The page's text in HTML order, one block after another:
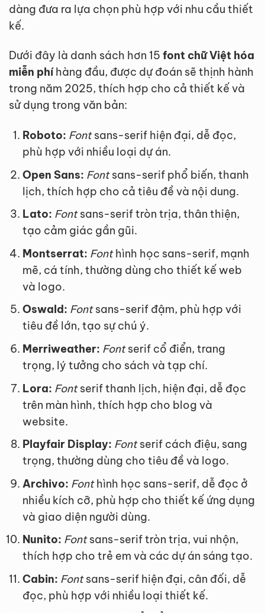
dàng đưa ra lựa chọn phù hợp với nhu cầu thiết
kế.
Dưới đây là danh sách hơn 15 font chữ Việt hóa
miễn phíhàng đầu, được dự đoán sẽ thịnh hành
trong năm 2025, thích hợp cho cả thiết kế và
sử dụng trong văn bản:
Roboto: Fontsans-serif hiện đại, dễ đọc,
phù hợp với nhiều loại dự án.
Open Sans: Fontsans-serif phổ biến, thanh
lịch, thích hợp cho cả tiêu đề và nội dung.
Lato: Fontsans-serif tròn trịa, thân thiện,
tạo cảm giác gần gũi.
Montserrat: Fonthình học sans-serif, mạnh
mẽ, cá tính, thường dùng cho thiết kế web
và logo.
Oswald: Fontsans-serif đậm, phù hợp với
tiêu đề lớn, tạo sự chú ý.
Merriweather: Fontserif cổ điển, trang
trọng, lý tưởng cho sách và tạp chí.
Lora: Fontserif thanh lịch, hiện đại, dễ đọc
trên màn hình, thích hợp cho blog và
website.
Playfair Display: Fontserif cách điệu, sang
trọng, thường dùng cho tiêu đề và logo.
Archivo: Fonthình học sans-serif, dễ đọc ở
nhiều kích cỡ, phù hợp cho thiết kế ứng dụng
và giao diện người dùng.
Nunito: Fontsans-serif tròn trịa, vui nhộn,
thích hợp cho trẻ em và các dự án sáng tạo.
Cabin: Fontsans-serif hiện đại, cân đối, dễ
đọc, phù hợp với nhiều loại thiết kế.